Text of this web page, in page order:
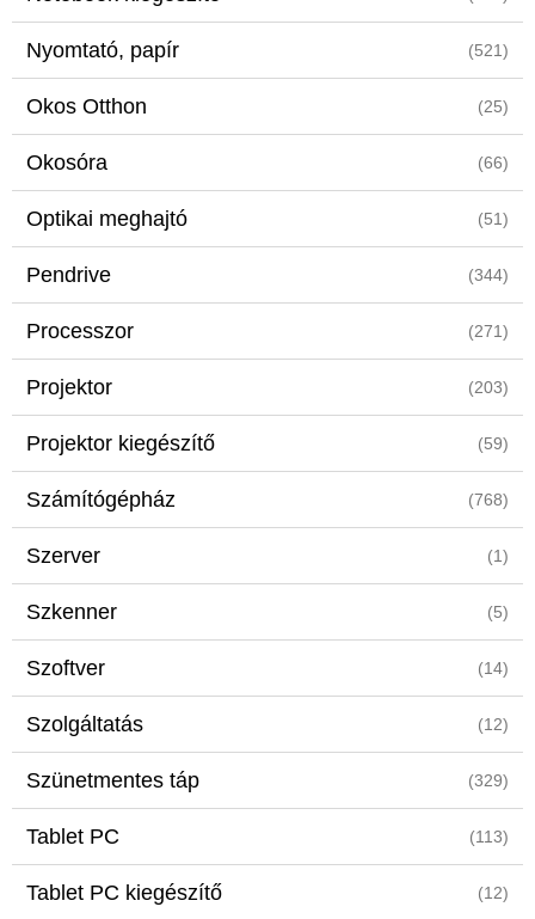
Nyomtató, papír (521)
Okos Otthon (25)
Okosóra (66)
Optikai meghajtó (51)
Pendrive (344)
Processzor (271)
Projektor (203)
Projektor kiegészítő (59)
Számítógépház (768)
Szerver (1)
Szkenner (5)
Szoftver (14)
Szolgáltatás (12)
Szünetmentes táp (329)
Tablet PC (113)
Tablet PC kiegészítő (12)